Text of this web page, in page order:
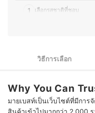
1 เลือกรสชาติที่ชอบ
10 Pringles รสไหนอร่อย มันฝรั่
มาสคอตมิสเตอร์ พี (Mr. P) โฉม
วิธีการเลือก
Why You Can
มายเบสท์เป็นเว็บไซต์ที่มีกา
สินค้าเข้าไปมากกว่า 2,000